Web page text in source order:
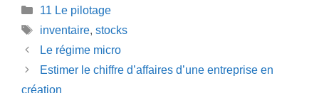
Catégories
11 Le pilotage
Étiquettes
inventaire, stocks
Le régime micro
Estimer le chiffre d’affaires d’une entreprise en
création